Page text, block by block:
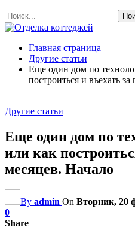
Главная страница
Другие статьи
Еще один дом по
построиться и въехать
Другие статьи
Еще один дом по
или как
месяцев. Начало
By admin On Вторник, 20
0
Share